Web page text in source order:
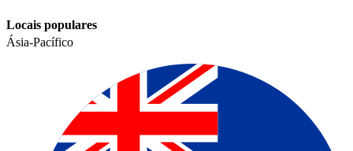
Locais populares​​
Ásia-Pacífico​​